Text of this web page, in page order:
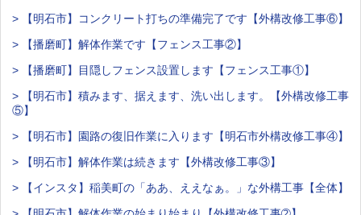
> 【明石市】コンクリート打ちの準備完了です【外構改修工事⑥】
> 【播磨町】解体作業です【フェンス工事②】
> 【播磨町】目隠しフェンス設置します【フェンス工事①】
> 【明石市】積みます、据えます、洗い出します。【外構改修工事
⑤】
> 【明石市】園路の復旧作業に入ります【明石市外構改修工事④】
> 【明石市】解体作業は続きます【外構改修工事③】
> 【インスタ】稲美町の「ああ、ええなぁ。」な外構工事【全体】